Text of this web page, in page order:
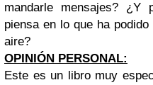
mandarle mensajes?
piensa en lo que ha
aire?
OPINIÓN PERSONAL:
Este es un libro muy